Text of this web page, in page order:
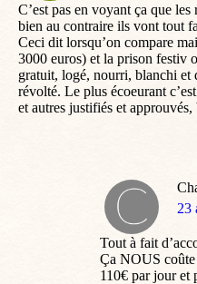
C’est pas en voyant ça que
bien au contraire ils vont tout
Ceci dit lorsqu’on compare
3000 euros) et la prison festiv
gratuit, logé, nourri, blanchi et
révolté. Le plus écoeurant
et autres justifiés et approuvés,
dit
23
Tout à fait
Ça NOUS coûte
110€ par jour et